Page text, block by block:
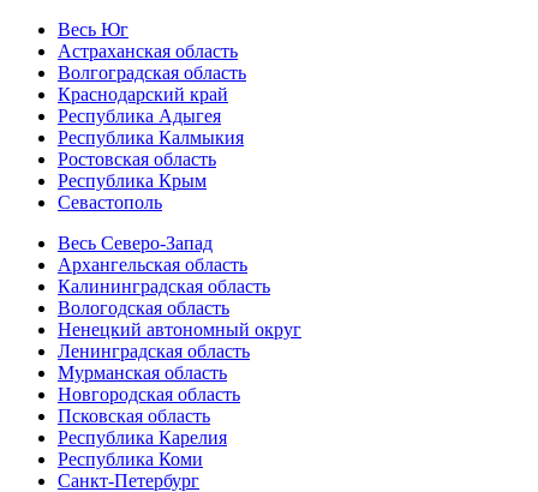
Весь Юг
Астраханская область
Волгоградская область
Краснодарский край
Республика Адыгея
Республика Калмыкия
Ростовская область
Республика Крым
Севастополь
Весь Северо-Запад
Архангельская область
Калининградская область
Вологодская область
Ненецкий автономный округ
Ленинградская область
Мурманская область
Новгородская область
Псковская область
Республика Карелия
Республика Коми
Санкт-Петербург